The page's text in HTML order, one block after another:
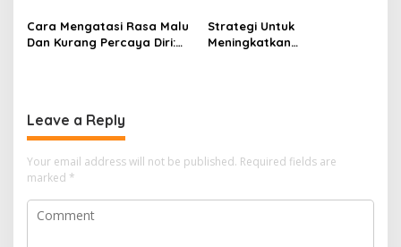
o
Terpelihara Enam Generasi
Rahasia Sukses dalam
Berinteraksi
Cara Mengatasi Rasa Malu
Dan Kurang Percaya Diri:
Strategi Untuk
Meningkatkan
Leave a Reply
Your email address will not be published. Required fields are
marked *